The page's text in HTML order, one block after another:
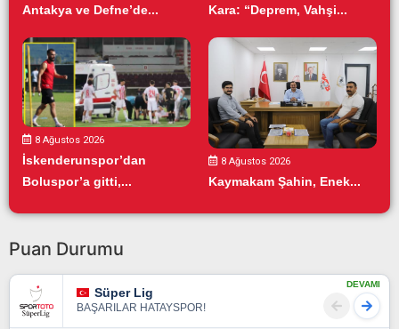
Antakya ve Defne’de... Kara: “Deprem, Vahşi...
8 Ağustos 2026
İskenderunspor’dan
Boluspor’a gitti,...
8 Ağustos 2026
Kaymakam Şahin, Enek...
Puan Durumu
Süper Lig
BAŞARILAR HATAYSPOR!
DEVAMI